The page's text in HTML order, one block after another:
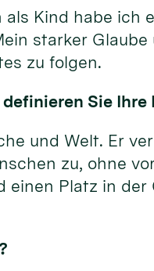
Kind habe
starker
zu folgen.
Sie Ihre
und Welt. Er
zu, ohne
Platz in